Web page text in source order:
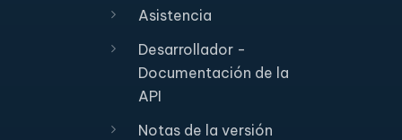
Asistencia
Desarrollador -
Documentación de la
API
Notas de la versión